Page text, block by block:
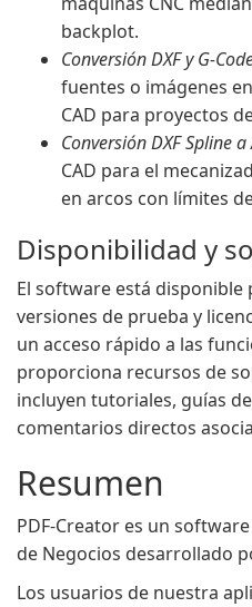
backplot.
Conversión DXF y G-
fuentes o imágenes
CAD para proyectos
Conversión DXF Spline a
CAD para el
en arcos con límites
Disponibilidad y
El software está disponible
versiones de prueba y
un acceso rápido a las
proporciona recursos de
incluyen tutoriales, guías
comentarios directos
Resumen
PDF-Creator es un
de Negocios desarrollado
Los usuarios de nuestra